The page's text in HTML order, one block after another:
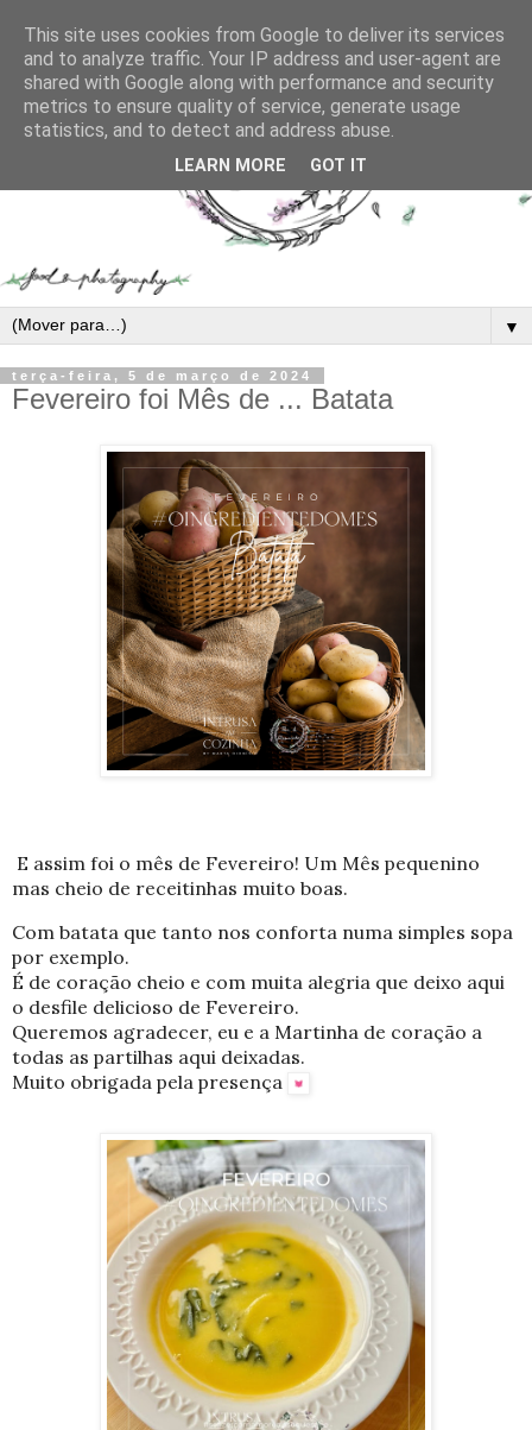
▼
terça-feira, 5 de março de 2024
Fevereiro foi Mês de ... Batata
E assim foi o mês de Fevereiro! Um Mês pequenino
mas cheio de receitinhas muito boas.
Com batata que tanto nos conforta numa simples sopa
por exemplo.
É de coração cheio e com muita alegria que deixo aqui
o desfile delicioso de Fevereiro.
Queremos agradecer, eu e a Martinha de coração a
todas as partilhas aqui deixadas.
Muito obrigada pela presença
This site uses cookies from Google to deliver its services
and to analyze traffic. Your IP address and user-agent are
shared with Google along with performance and security
metrics to ensure quality of service, generate usage
statistics, and to detect and address abuse.
LEARN MORE GOT IT